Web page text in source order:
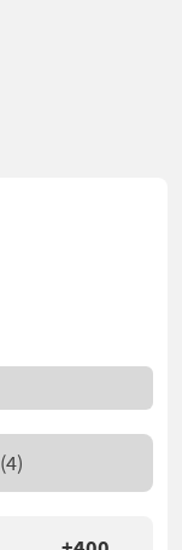
(4)